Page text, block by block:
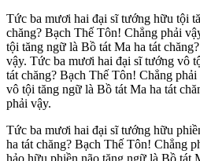
Tức ba mươi hai đại sĩ tướng hữu tội
chăng? Bạch Thế Tôn! Chẳng phải
tội tăng ngữ là Bồ tát Ma ha tát
vậy. Tức ba mươi hai đại sĩ tướng vô
tát chăng? Bạch Thế Tôn! Chẳng
vô tội tăng ngữ là Bồ tát Ma ha tát
phải vậy.
Tức ba mươi hai đại sĩ tướng hữu
ha tát chăng? Bạch Thế Tôn! Chẳng
hảo hữu phiền não tăng ngữ là Bồ tát